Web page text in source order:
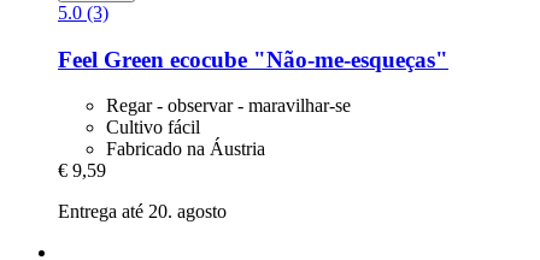
5.0 (3)
Feel Green ecocube "Não-​me-​esqueças"
Regar - observar - maravilhar-se
Cultivo fácil
Fabricado na Áustria
€ 9,59
Entrega até 20. agosto